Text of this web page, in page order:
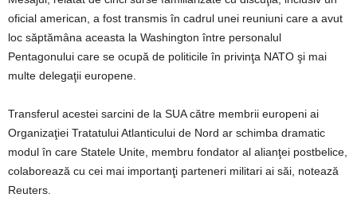
oficial american, a fost transmis în cadrul unei reuniuni care a avut
loc săptămâna aceasta la Washington între personalul
Pentagonului care se ocupă de politicile în privinţa NATO şi mai
multe delegaţii europene.
Transferul acestei sarcini de la SUA către membrii europeni ai
Organizaţiei Tratatului Atlanticului de Nord ar schimba dramatic
modul în care Statele Unite, membru fondator al alianţei postbelice,
colaborează cu cei mai importanţi parteneri militari ai săi, notează
Reuters.